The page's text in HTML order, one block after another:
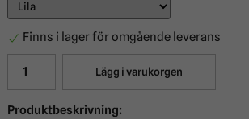
Finns i lager för omgående leverans
Lägg i varukorgen
Produktbeskrivning: